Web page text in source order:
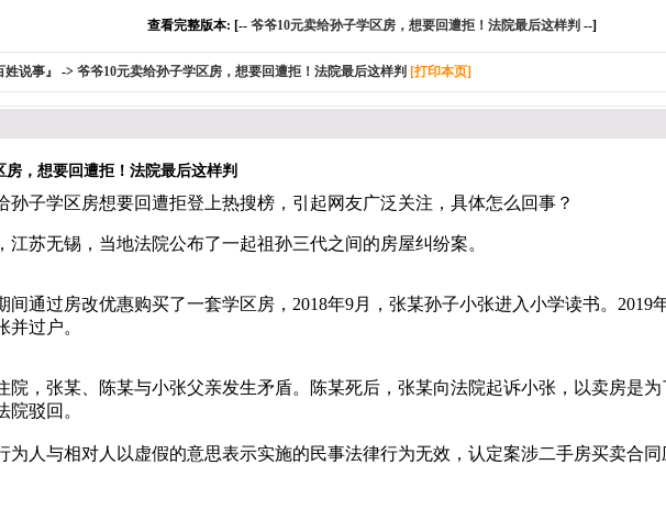
查看完整版本: [-- 爷爷10元卖给孙子学区房，想要回遭拒！法院最后这样判 --]
姓说事』 -> 爷爷10元卖给孙子学区房，想要回遭拒！法院最后这样判 [打印本页]
房，想要回遭拒！法院最后这样判
孙子学区房想要回遭拒登上热搜榜，引起网友广泛关注，具体怎么回事？
江苏无锡，当地法院公布了一起祖孙三代之间的房屋纠纷案。
间通过房改优惠购买了一套学区房，2018年9月，张某孙子小张进入小学读书。2019
并过户。
院，张某、陈某与小张父亲发生矛盾。陈某死后，张某向法院起诉小张，以卖房是
院驳回。
为人与相对人以虚假的意思表示实施的民事法律行为无效，认定案涉二手房买卖合同